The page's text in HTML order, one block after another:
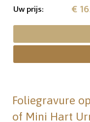
Uw prijs: €
Foliegravure
of Mini Hart